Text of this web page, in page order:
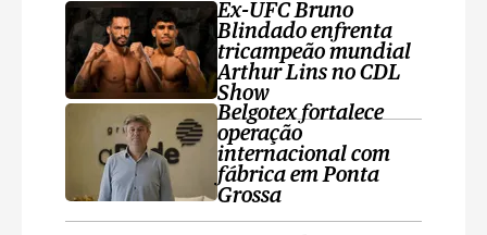
Ex-UFC Bruno
Blindado enfrenta
tricampeão mundial
Arthur Lins no CDL
Show
Belgotex fortalece
operação
internacional com
fábrica em Ponta
Grossa